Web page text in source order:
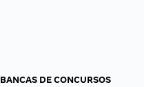
BANCAS DE CONCURSOS